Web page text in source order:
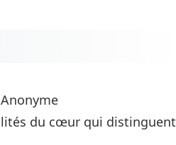
du cœur qui distinguent